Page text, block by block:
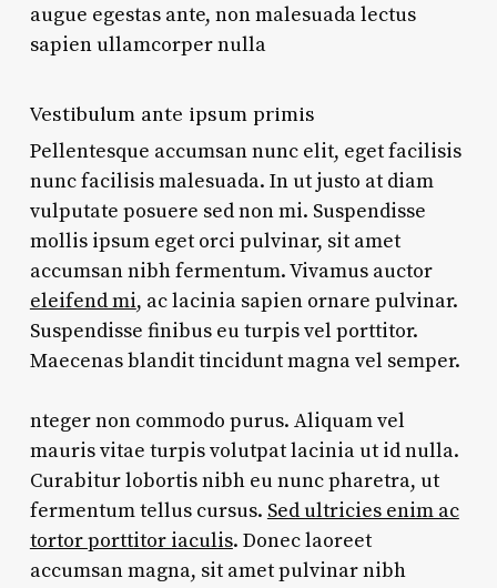
augue egestas ante, non malesuada lectus
sapien ullamcorper nulla
Vestibulum ante ipsum primis
Pellentesque accumsan nunc elit, eget facilisis
nunc facilisis malesuada. In ut justo at diam
vulputate posuere sed non mi. Suspendisse
mollis ipsum eget orci pulvinar, sit amet
accumsan nibh fermentum. Vivamus auctor
eleifend mi, ac lacinia sapien ornare pulvinar.
Suspendisse finibus eu turpis vel porttitor.
Maecenas blandit tincidunt magna vel semper.
nteger non commodo purus. Aliquam vel
mauris vitae turpis volutpat lacinia ut id nulla.
Curabitur lobortis nibh eu nunc pharetra, ut
fermentum tellus cursus. Sed ultricies enim ac
tortor porttitor iaculis. Donec laoreet
accumsan magna, sit amet pulvinar nibh